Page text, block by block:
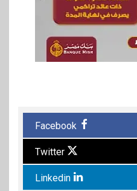
Facebook
Twitter
Linkedin